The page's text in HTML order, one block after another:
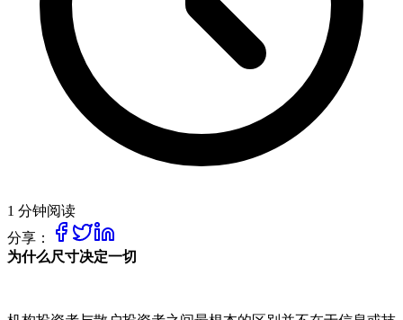
1 分钟阅读
分享：
为什么尺寸决定一切